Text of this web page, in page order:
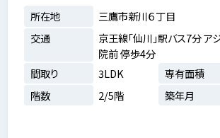
所在地
三鷹市新川６丁目
交通
京王線「仙川」駅バス7分 ア
院前 停歩4分
間取り
3LDK 専有面積
階数
2/5階 築年月